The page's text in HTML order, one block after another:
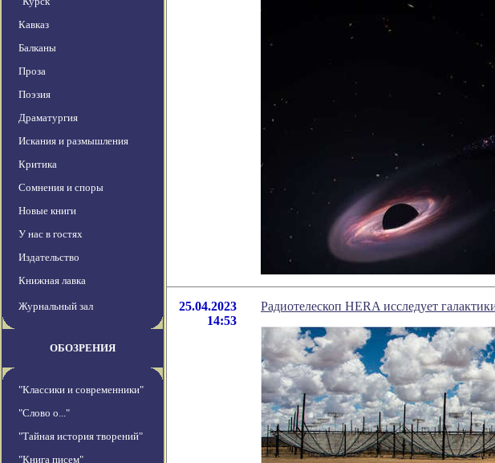
Кавказ
Балканы
Проза
Поэзия
Драматургия
Искания и размышления
Критика
Сомнения и споры
Новые книги
У нас в гостях
Издательство
Книжная лавка
Журнальный зал
ОБОЗРЕНИЯ
"Классики и современники"
"Слово о..."
"Тайная история творений"
"Книга писем"
25.04.2023
14:53
Радиотелескоп HERA исследует